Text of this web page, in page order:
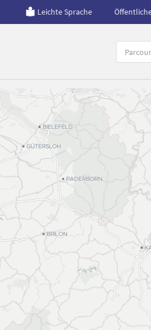
Leichte Sprache